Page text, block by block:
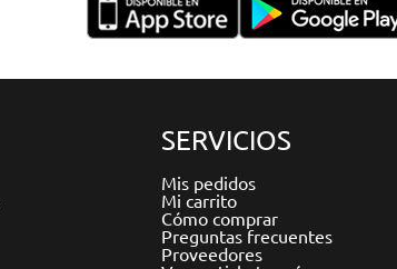
SERVICIOS
Mis pedidos
Mi carrito
Cómo comprar
Preguntas frecuentes
Proveedores